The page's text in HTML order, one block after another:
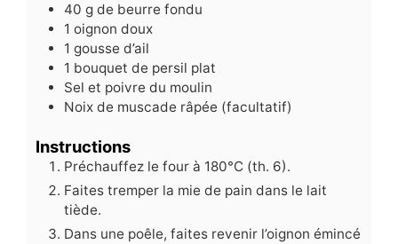
40 g de beurre fondu
1 oignon doux
1 gousse d’ail
1 bouquet de persil plat
Sel et poivre du moulin
Noix de muscade râpée (facultatif)
Instructions
Préchauffez le four à 180°C (th. 6).
Faites tremper la mie de pain dans le lait
tiède.
Dans une poêle, faites revenir l’oignon émincé